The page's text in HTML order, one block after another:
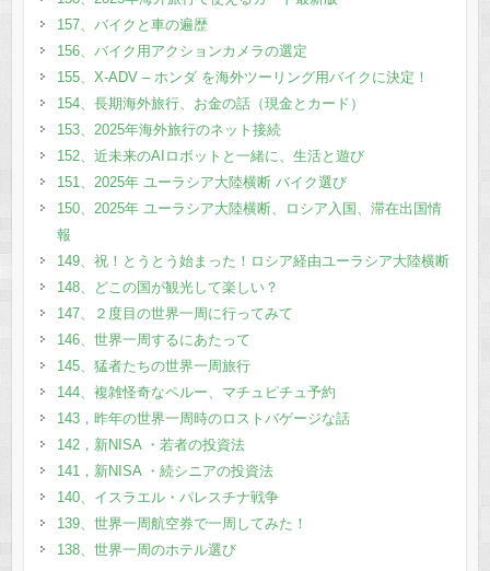
157、バイクと車の遍歴
156、バイク用アクションカメラの選定
155、X-ADV – ホンダ を海外ツーリング用バイクに決定！
154、長期海外旅行、お金の話（現金とカード）
153、2025年海外旅行のネット接続
152、近未来のAIロボットと一緒に、生活と遊び
151、2025年 ユーラシア大陸横断 バイク選び
150、2025年 ユーラシア大陸横断、ロシア入国、滞在出国情
報
149、祝！とうとう始まった！ロシア経由ユーラシア大陸横断
148、どこの国が観光して楽しい？
147、２度目の世界一周に行ってみて
146、世界一周するにあたって
145、猛者たちの世界一周旅行
144、複雑怪奇なペルー、マチュピチュ予約
143，昨年の世界一周時のロストバゲージな話
142，新NISA ・若者の投資法
141，新NISA ・続シニアの投資法
140、イスラエル・パレスチナ戦争
139、世界一周航空券で一周してみた！
138、世界一周のホテル選び